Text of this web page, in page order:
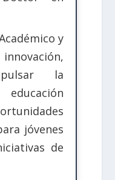
y
la
jóvenes
de